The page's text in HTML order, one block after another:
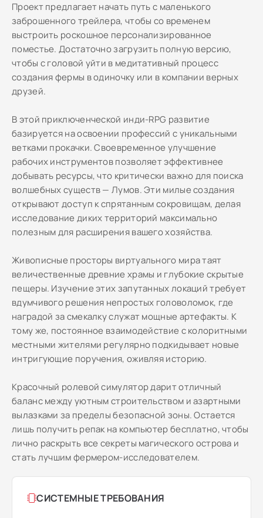
Проект предлагает начать путь с маленького
заброшенного трейлера, чтобы со временем
выстроить роскошное персонализированное
поместье. Достаточно загрузить полную версию,
чтобы с головой уйти в медитативный процесс
создания фермы в одиночку или в компании верных
друзей.
В этой приключенческой инди-RPG развитие
базируется на освоении профессий с уникальными
ветками прокачки. Своевременное улучшение
рабочих инструментов позволяет эффективнее
добывать ресурсы, что критически важно для поиска
волшебных существ — Лумов. Эти милые создания
открывают доступ к спрятанным сокровищам, делая
исследование диких территорий максимально
полезным для расширения вашего хозяйства.
Живописные просторы виртуального мира таят
величественные древние храмы и глубокие скрытые
пещеры. Изучение этих запутанных локаций требует
вдумчивого решения непростых головоломок, где
наградой за смекалку служат мощные артефакты. К
тому же, постоянное взаимодействие с колоритными
местными жителями регулярно подкидывает новые
интригующие поручения, оживляя историю.
Красочный ролевой симулятор дарит отличный
баланс между уютным строительством и азартными
вылазками за пределы безопасной зоны. Остается
лишь получить репак на компьютер бесплатно, чтобы
лично раскрыть все секреты магического острова и
стать лучшим фермером-исследователем.
СИСТЕМНЫЕ ТРЕБОВАНИЯ